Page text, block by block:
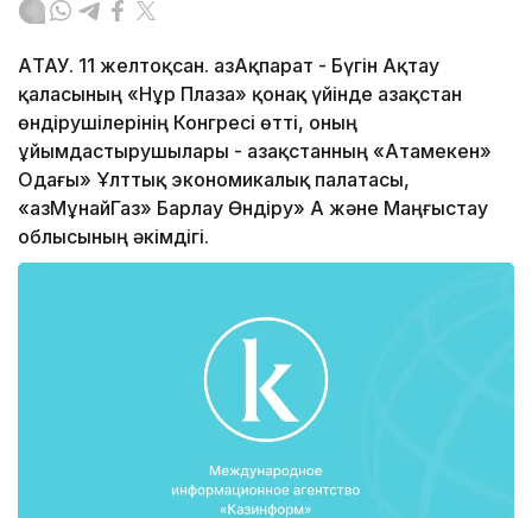
АҚТАУ. 11 желтоқсан. ҚазАқпарат - Бүгін Ақтау
қаласының «Нұр Плаза» қонақ үйінде Қазақстан
өндірушілерінің Конгресі өтті, оның
ұйымдастырушылары - Қазақстанның «Атамекен»
Одағы» Ұлттық экономикалық палатасы,
«ҚазМұнайГаз» Барлау Өндіру» АҚ және Маңғыстау
облысының әкімдігі.